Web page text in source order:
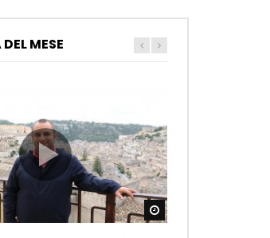
MESE
Watch Later